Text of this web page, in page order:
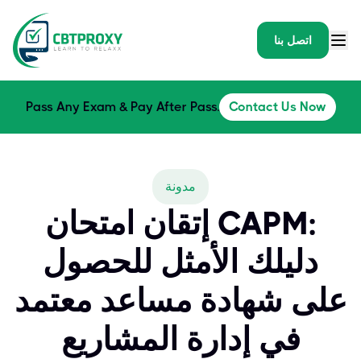
اتصل بنا
Pass Any Exam & Pay After Pass. Contact Us Now
مدونة
إتقان امتحان CAPM:
دليلك الأمثل للحصول
على شهادة مساعد معتمد
في إدارة المشاريع